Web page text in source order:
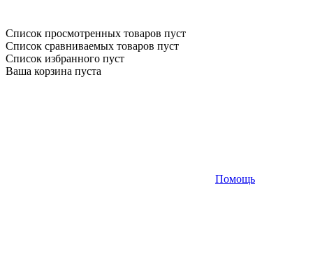
Список просмотренных товаров пуст
Список сравниваемых товаров пуст
Список избранного пуст
Ваша корзина пуста
Помощь